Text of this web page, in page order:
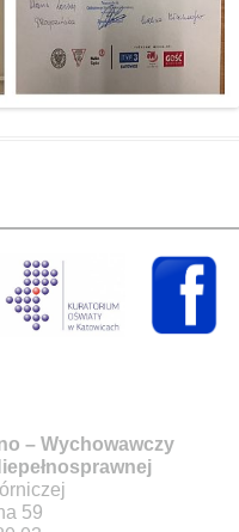
– Wychowawczy
59